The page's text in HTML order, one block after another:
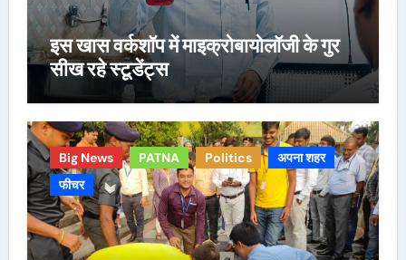
इस खास वर्कशॉप में माइक्रोबायोलॉजी के गुर
सीख रहे स्टूडेंट्स
Big News PATNA Politics
अपना शहर
फीचर